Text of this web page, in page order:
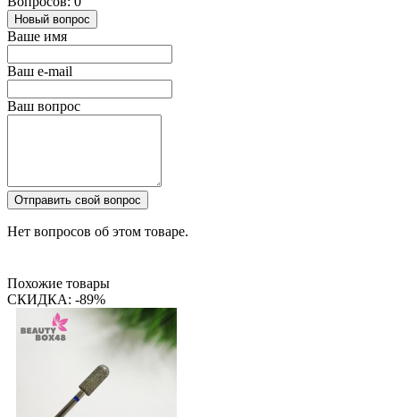
Новый вопрос
Ваше имя
Ваш e-mail
Ваш вопрос
Отправить свой вопрос
Нет вопросов об этом товаре.
Похожие товары
СКИДКА: -89%